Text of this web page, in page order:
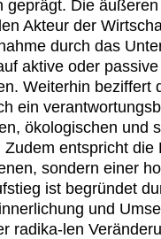
geprägt. Die
Akteur der
durch das
aktive oder
Weiterhin beziffert
ein
ökologischen und
entspricht die
sondern einer
ist begründet
und
radika-len